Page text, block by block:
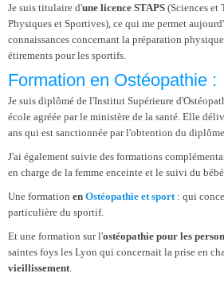
Je suis titulaire d'une licence STAPS (Sciences et
Physiques et Sportives), ce qui me permet
connaissances concernant la préparation
étirements pour les sportifs.
Formation en Ostéopathie :
Je suis diplômé de l'Institut Supérieure
école agréée par le ministère de la santé. Elle
ans qui est sanctionnée par l'obtention du
J'ai également suivie des formations
en charge de la femme enceinte et le suivi du
Une formation en Ostéopathie et sport: qui
particulière du sportif.
Et une formation sur l'ostéopathie pour les
saintes foys les Lyon qui concernait la prise en
vieillissement.